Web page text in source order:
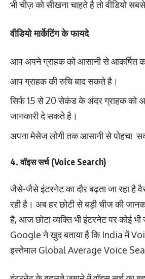
भी चीज़ को सीखना चाहते है तो वीडियो
वीडियो मार्केटिंग के फायदे
आप अपने ग्राहक को आसानी से आकर्षित
आप ग्राहक की रुचि बाद सकते है।
सिर्फ 15 से 20 सेकंड के अंदर ग्राहक को
जानकारी दे सकते है।
अपना मेसेज लोगी तक आसानी से पोहचा
4. वॉइस सर्च (Voice Search)
जैसे-जैसे इंटरनेट का दौर बढ़ता जा रहा है
रही है। अब हर छोटी से बड़ी चीज की
है, आज छोटा व्यक्ति भी इंटरनेट पर कोई
Google ने खुद बताया है कि India में
इस्तेमाल Global Average Voice